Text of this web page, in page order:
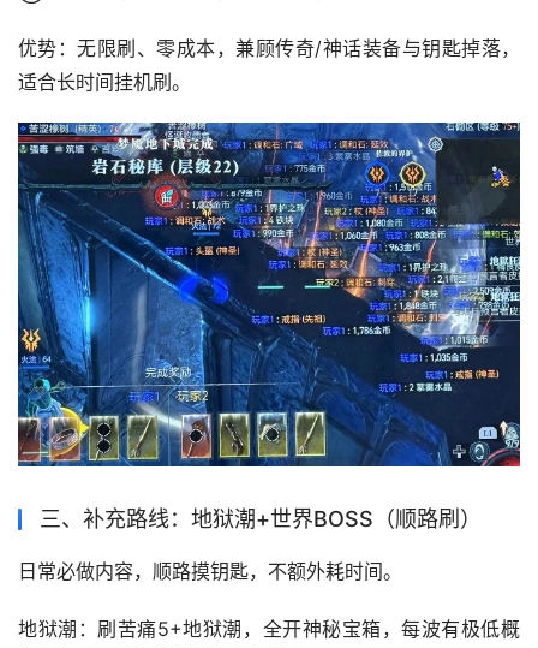
优势：无限刷、零成本，兼顾传奇/神话装备与钥匙掉落，
适合长时间挂机刷。
三、补充路线：地狱潮+世界BOSS（顺路刷）
日常必做内容，顺路摸钥匙，不额外耗时间。
地狱潮：刷苦痛5+地狱潮，全开神秘宝箱，每波有极低概